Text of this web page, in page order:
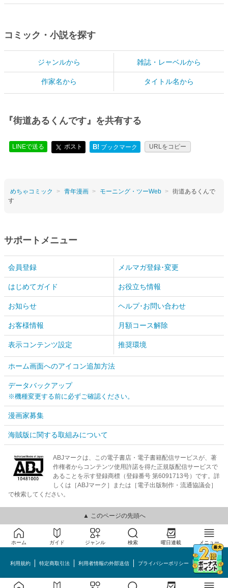
コミック・小説を探す
ジャンルから 雑誌・レーベルから
作家名から タイトル名から
『街道あるくんです』を共有する
LINEで送る ポスト B! ブックマーク URLをコピー
めちゃコミック 青年漫画 モーニング・ツーWeb
街道あるくんで
す
サポートメニュー
会員登録 メルマガ登録･変更
はじめてガイド お役立ち情報
お知らせ ヘルプ･お問い合わせ
お客様情報 月額コース解除
表示コンテンツ設定 推奨環境
ホーム画面へのアイコン追加方法
データバックアップ
※機種変更する前に必ずご確認ください。
漫画家募集
海賊版に関する取組みについて
ABJマークは、この電子書店・電子書籍配信サービスが、著
作権者からコンテンツ使用許諾を得た正規版配信サービスで
あることを示す登録商標（登録番号 第6091713号）です。詳
しくは［ABJマーク］または［電子出版制作・流通協議会］
で検索してください。
▲ このページの先頭へ
ホーム ガイド ジャンル 検索 曜日連載 メニュー
利用規約 特定商取引法 利用者情報の外部送信 プライバシーポリシー 会社概要
めちゃコミック©MechaComic, Inc.